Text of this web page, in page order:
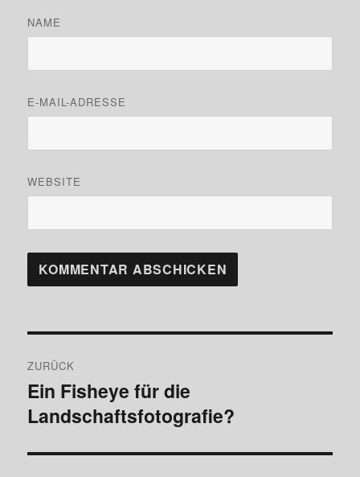
NAME
E-MAIL-ADRESSE
WEBSITE
ZURÜCK
Vorheriger
Beitrag:
Ein Fisheye für die
Landschaftsfotografie?